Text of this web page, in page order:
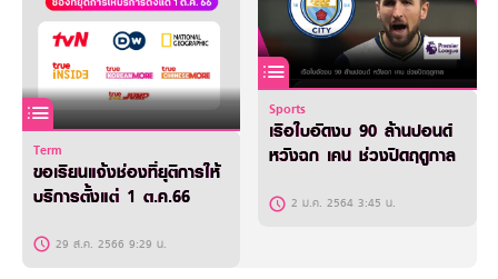
Term
ขอเรียนแจ้งช่องที่ยุติการให้
บริการตั้งแต่ 1 ต.ค.66
29 ส.ค. 2566 9:29 น.
Sports
เรือใบอัดงบ 90 ล้านปอนด์
หวังฉก เคน ช่วงปิดฤดูกาล
2 ม.ค. 2564 3:45 น.